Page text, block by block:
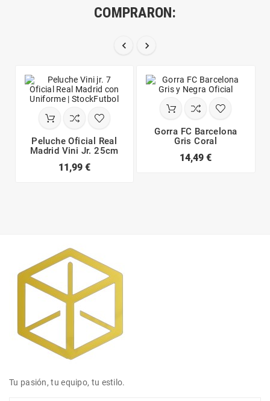
COMPRARON:
 
Peluche Oficial Real
Madrid Vini Jr. 25cm
11,99 €
Gorra FC Barcelona
Gris Coral
14,49 €
Tu pasión, tu equipo, tu estilo.